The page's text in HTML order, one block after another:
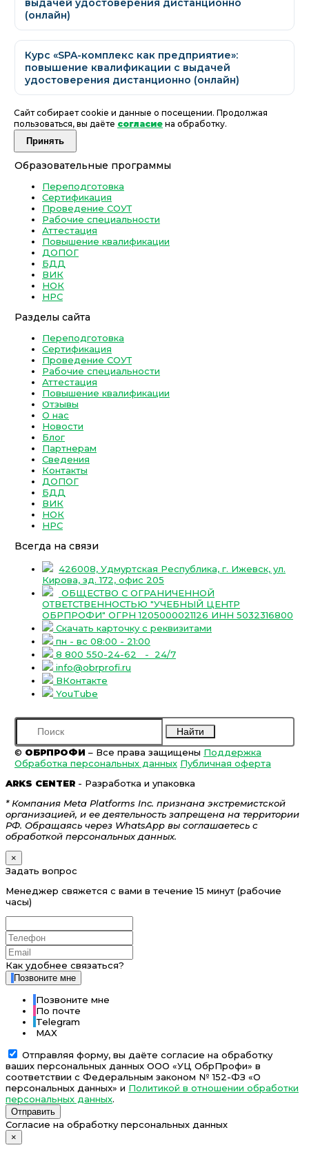
выдачей удостоверения дистанционно
(онлайн)
Курс «SPA-комплекс как предприятие»:
повышение квалификации с выдачей
удостоверения дистанционно (онлайн)
Сайт собирает cookie и данные о посещении. Продолжая
пользоваться, вы даёте согласие на обработку.
Принять
Образовательные программы
Переподготовка
Сертификация
Проведение СОУТ
Рабочие специальности
Аттестация
Повышение квалификации
ДОПОГ
БДД
ВИК
НОК
НРС
Разделы сайта
Переподготовка
Сертификация
Проведение СОУТ
Рабочие специальности
Аттестация
Повышение квалификации
Отзывы
О нас
Новости
Блог
Партнерам
Сведения
Контакты
ДОПОГ
БДД
ВИК
НОК
НРС
Всегда на связи
426008, Удмуртская Республика, г. Ижевск, ул.
Кирова, зд. 172, офис 205
ОБЩЕСТВО С ОГРАНИЧЕННОЙ
ОТВЕТСТВЕННОСТЬЮ "УЧЕБНЫЙ ЦЕНТР
ОБРПРОФИ" ОГРН 1205000021126 ИНН 5032316800
Скачать карточку с реквизитами
пн - вс 08:00 - 21:00
8 800 550-24-62
- 24/7
info@obrprofi.ru
ВКонтакте
YouTube
Найти
© ОБРПРОФИ – Все права защищены Поддержка
Обработка персональных данных Публичная оферта
ARKS CENTER - Разработка и упаковка
* Компания Meta Platforms Inc. признана экстремистской
организацией, и ее деятельность запрещена на территории
РФ. Обращаясь через WhatsApp вы соглашаетесь с
обработкой персональных данных.
×
Задать вопрос
Менеджер свяжется с вами в течение 15 минут (рабочие
часы)
Как удобнее связаться?
Позвоните мне
Позвоните мне
По почте
Telegram
MAX
Отправляя форму, вы даёте согласие на обработку
ваших персональных данных ООО «УЦ ОбрПрофи» в
соответствии с Федеральным законом № 152-ФЗ «О
персональных данных» и Политикой в отношении обработки
персональных данных.
Отправить
Согласие на обработку персональных данных
×